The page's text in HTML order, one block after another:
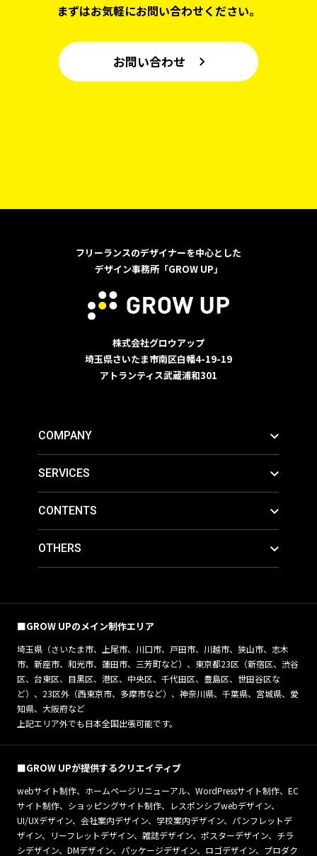
まずはお気軽にお問い合わせください。
お問い合わせ
フリーランスのデザイナーを中心とした
デザイン事務所「GROW UP」
株式会社グロウアップ
埼玉県さいたま市南区白幡4-19-19
アトランティス武蔵浦和301
COMPANY
SERVICES
CONTENTS
OTHERS
■GROW UPのメイン制作エリア
埼玉県（さいたま市、上尾市、川口市、戸田市、川越市、狭山市、志木
市、新座市、和光市、蓮田市、三芳町など）、東京都23区（新宿区、渋谷
区、台東区、目黒区、港区、中央区、千代田区、豊島区、世田谷区な
ど）、23区外（西東京市、多摩市など）、神奈川県、千葉県、宮城県、愛
知県、大阪府など
上記エリア外でも日本全国出張可能です。
■GROW UPが提供するクリエイティブ
webサイト制作、ホームページリニューアル、WordPressサイト制作、EC
サイト制作、ショッピングサイト制作、レスポンシブwebデザイン、
UI/UXデザイン、会社案内デザイン、学校案内デザイン、パンフレットデ
ザイン、リーフレットデザイン、雑誌デザイン、ポスターデザイン、チラ
シデザイン、DMデザイン、パッケージデザイン、ロゴデザイン、プロダク